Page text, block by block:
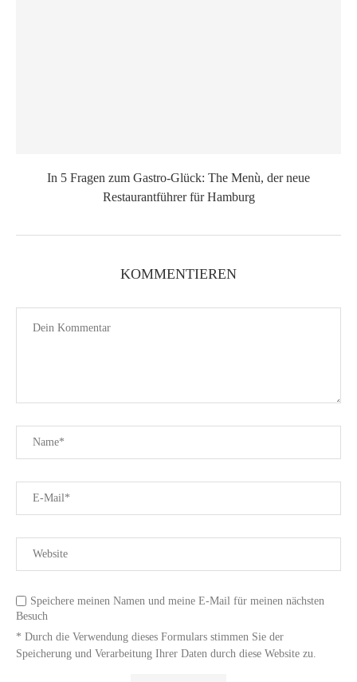
In 5 Fragen zum Gastro-Glück: The Menù, der neue
Restaurantführer für Hamburg
KOMMENTIEREN
Speichere meinen Namen und meine E-Mail für meinen nächsten
Besuch
* Durch die Verwendung dieses Formulars stimmen Sie der
Speicherung und Verarbeitung Ihrer Daten durch diese Website zu.